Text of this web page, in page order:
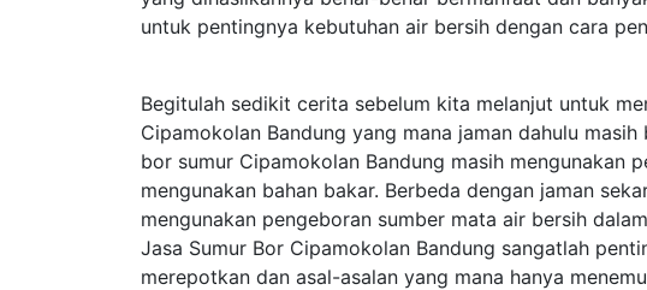
untuk pentingnya kebutuhan air bersih dengan cara
Begitulah sedikit cerita sebelum kita melanjut untuk
Cipamokolan Bandung yang mana jaman dahulu
bor sumur Cipamokolan Bandung masih mengunakan
mengunakan bahan bakar. Berbeda dengan jaman
mengunakan pengeboran sumber mata air bersih
Jasa Sumur Bor Cipamokolan Bandung sangatlah
merepotkan dan asal-asalan yang mana hanya